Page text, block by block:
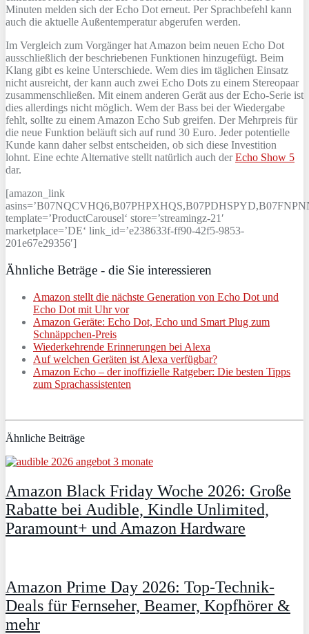
Minuten melden sich der Echo Dot erneut. Per Sprachbefehl kann
auch die aktuelle Außentemperatur abgerufen werden.
Im Vergleich zum Vorgänger hat Amazon beim neuen Echo Dot
ausschließlich der beschriebenen Funktionen hinzugefügt. Beim
Klang gibt es keine Unterschiede. Wem dies im täglichen Einsatz
nicht ausreicht, der kann auch zwei Echo Dots zu einem Stereopaar
zusammenschließen. Mit einem anderen Gerät aus der Echo-Serie ist
dies allerdings nicht möglich. Wem der Bass bei der Wiedergabe
fehlt, sollte zu einem Amazon Echo Sub greifen. Der Mehrpreis für
die neue Funktion beläuft sich auf rund 30 Euro. Jeder potentielle
Kunde kann daher selbst entscheiden, ob sich diese Investition
lohnt. Eine echte Alternative stellt natürlich auch derEcho Show 5
dar.
[amazon_link
template=’ProductCarousel‘ store=’streamingz-21′
marketplace=’DE‘ link_id=’e238633f-ff90-42f5-9853-
201e67e29356′]
Ähnliche Beträge - die Sie interessieren
Amazon stellt die nächste Generation von Echo Dot und
Echo Dot mit Uhr vor
Amazon Geräte: Echo Dot, Echo und Smart Plug zum
Schnäppchen-Preis
Wiederkehrende Erinnerungen bei Alexa
Auf welchen Geräten ist Alexa verfügbar?
Amazon Echo – der inoffizielle Ratgeber: Die besten Tipps
zum Sprachassistenten
Ähnliche Beiträge
Amazon Black Friday Woche 2026: Große
Rabatte bei Audible, Kindle Unlimited,
Paramount+ und Amazon Hardware
Amazon Prime Day 2026: Top-Technik-
Deals für Fernseher, Beamer, Kopfhörer &
mehr